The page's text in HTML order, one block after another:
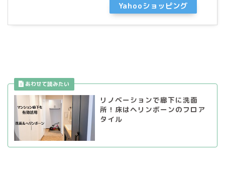
Yahooショッピング
リノベーションで廊下に洗面
所！床はヘリンボーンのフロア
タイル